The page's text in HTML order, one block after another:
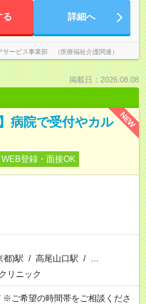
る 詳細へ
ービス事業部 （医療福祉介護関連）
掲載日：2026.08.08
NEW
病院で受付やカル
WEB登録・面接OK
都)駅 / 高尾山口駅 / …
リニック
ご希望の時間帯をご相談くださ